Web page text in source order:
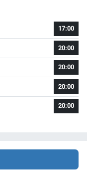
17:00
20:00
20:00
20:00
20:00